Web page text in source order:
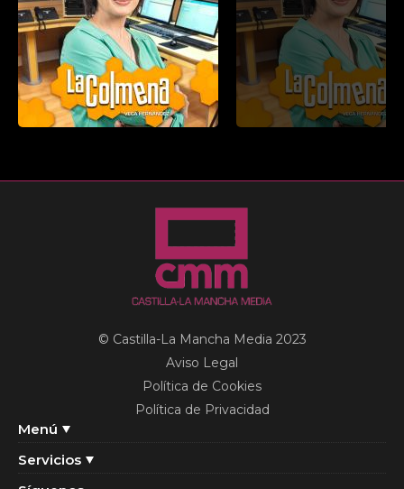
Menú
Servicios
© Castilla-La Mancha Media 2023
Aviso Legal
Política de Cookies
Política de Privacidad